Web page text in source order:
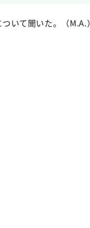
いて聞いた。（M.A.）